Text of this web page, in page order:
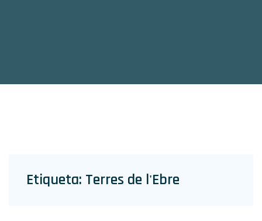
Etiqueta: Terres de l'Ebre